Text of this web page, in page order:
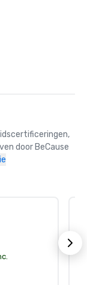
door BeCause